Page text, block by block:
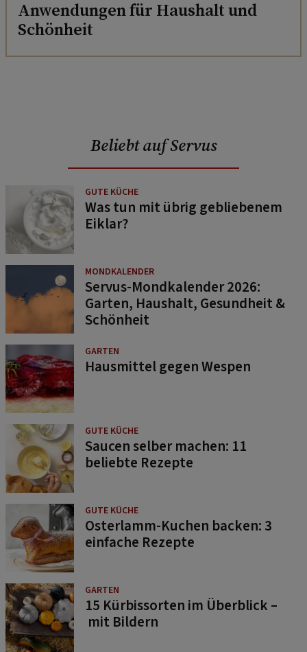
Anwendungen für Haushalt und
Schönheit
Beliebt auf Servus
GUTE KÜCHE
Was tun mit übrig gebliebenem
Eiklar?
MONDKALENDER
Servus-Mondkalender 2026:
Garten, Haushalt, Gesundheit &
Schönheit
GARTEN
Hausmittel gegen Wespen
GUTE KÜCHE
Saucen selber machen: 11
beliebte Rezepte
GUTE KÜCHE
Osterlamm-Kuchen backen: 3
einfache Rezepte
GARTEN
15 Kürbissorten im Überblick –
mit Bildern